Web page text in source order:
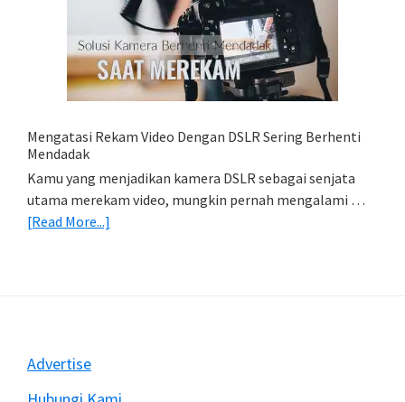
Foto
Di
HP
(Export
Import
Mengatasi Rekam Video Dengan DSLR Sering Berhenti
Mendadak
Kamu yang menjadikan kamera DSLR sebagai senjata
utama merekam video, mungkin pernah mengalami …
[Read More...]
Mendadak
Footer
Advertise